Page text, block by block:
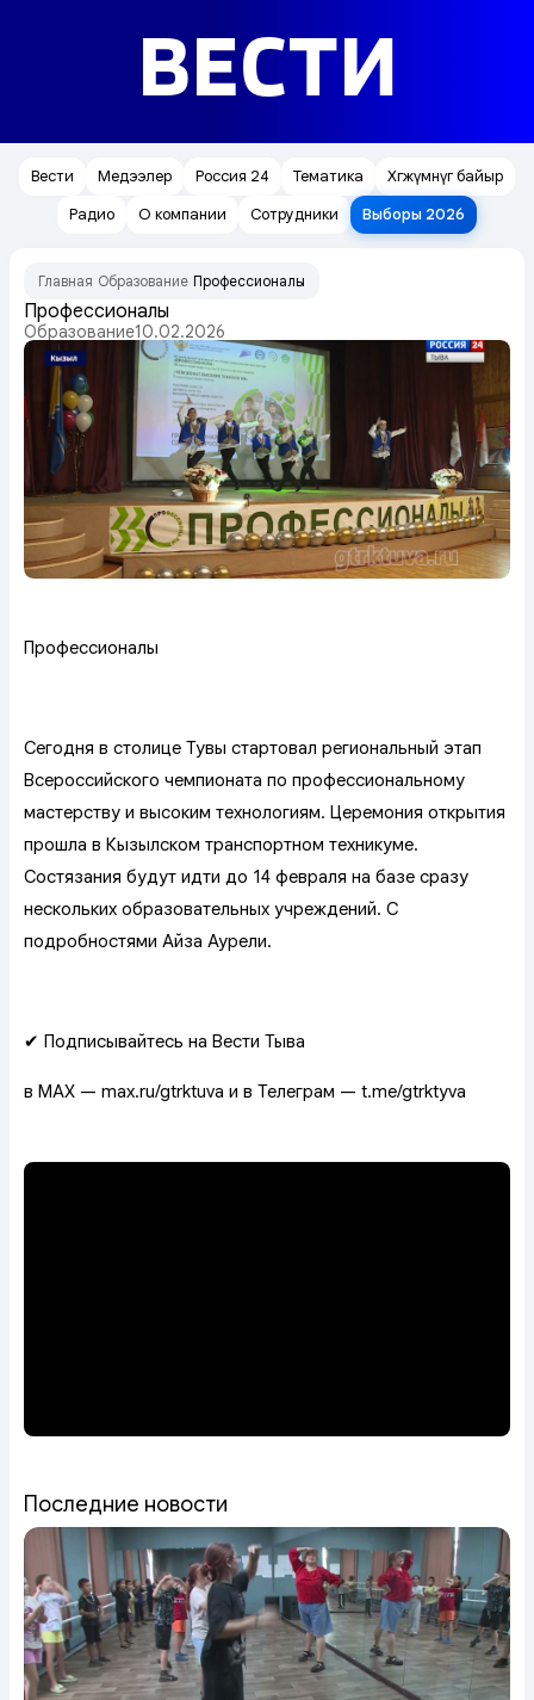
ВЕСТИ
Вести Медээлер Россия 24 Тематика
Хөгжүмнүг байыр
Радио
О компании Сотрудники Выборы 2026
Главная Образование Профессионалы
Профессионалы
Образование10.02.2026
Профессионалы
Сегодня в столице Тувы стартовал региональный этап
Всероссийского чемпионата по профессиональному
мастерству и высоким технологиям. Церемония открытия
прошла в Кызылском транспортном техникуме.
Состязания будут идти до 14 февраля на базе сразу
нескольких образовательных учреждений. С
подробностями Айза Аурели.
✔ Подписывайтесь на Вести Тыва
в MAX — max.ru/gtrktuva и в Телеграм — t.me/gtrktyva
Последние новости